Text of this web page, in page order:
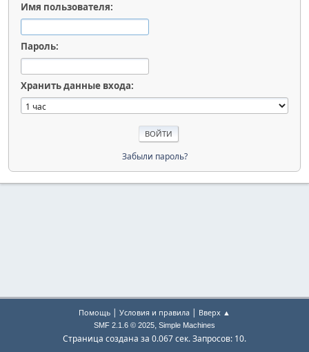
Имя пользователя:
Пароль:
Хранить данные входа:
Забыли пароль?
Помощь | Условия и правила | Вверх ▲
SMF 2.1.6 © 2025, Simple Machines
Страница создана за 0.067 сек. Запросов: 10.